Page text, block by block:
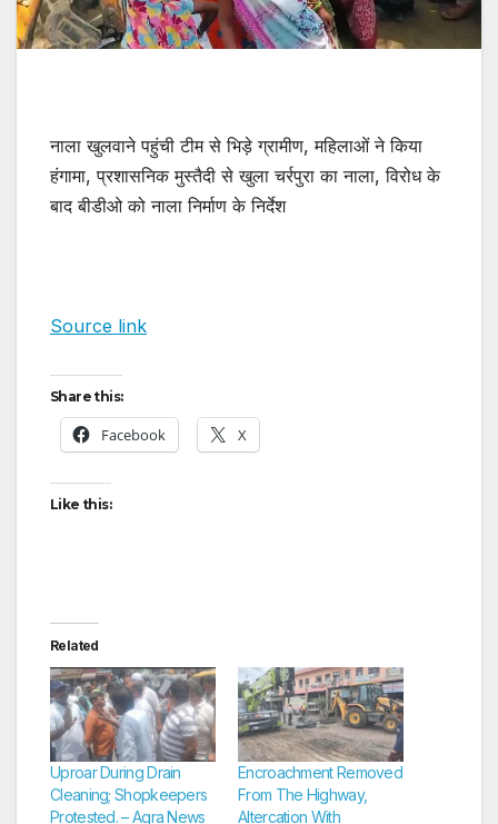
नाला खुलवाने पहुंची टीम से भिड़े ग्रामीण, महिलाओं ने किया
हंगामा, प्रशासनिक मुस्तैदी से खुला चर्रपुरा का नाला, विरोध के
बाद बीडीओ को नाला निर्माण के निर्देश
Source link
Share this:
Facebook X
Like this:
Related
Uproar During Drain
Cleaning; Shopkeepers
Protested. – Agra News
Encroachment Removed
From The Highway,
Altercation With